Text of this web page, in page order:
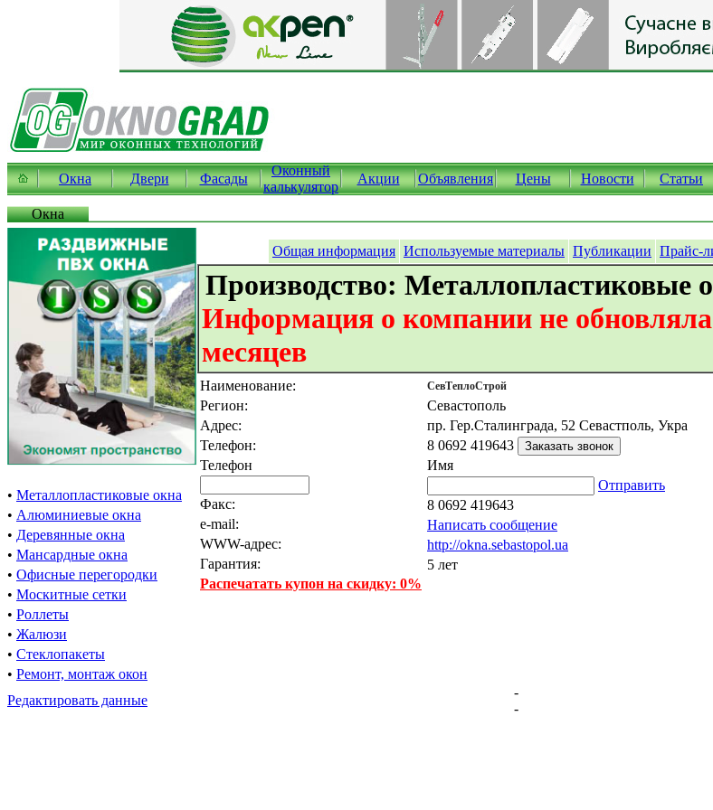
Окна Двери Фасады
Оконный
калькулятор
Акции Объявления Цены Новости Статьи
Окна
• Металлопластиковые окна
• Алюминиевые окна
• Деревянные окна
• Мансардные окна
• Офисные перегородки
• Москитные сетки
• Роллеты
• Жалюзи
• Стеклопакеты
• Ремонт, монтаж окон
Общая информация Используемые материалы Публикации Прайс-
Производство: Металлопластиковые
Информация о компании не
месяцев
Наименование:
Регион:
Адрес:
Телефон:
Телефон
Факс:
e-mail:
WWW-адрес:
Гарантия:
Распечатать купон на скидку: 0%
СевТеплоСтрой
Севастополь
пр. Гер.Сталинграда, 52 Севастполь, Укра
8 0692 419643
Имя
Отправить
8 0692 419643
Написать сообщение
http://okna.sebastopol.ua
5 лет
Редактировать данные
-
-